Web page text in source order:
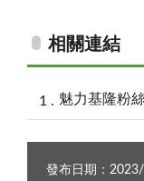
相關連結
魅力基隆粉
發布日期：